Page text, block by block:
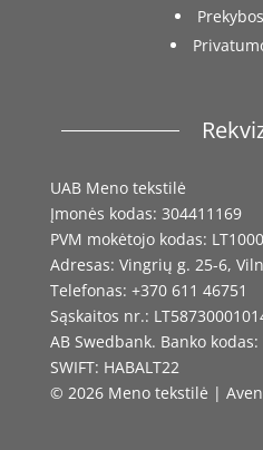
UAB Meno tekstilė
Įmonės kodas: 304411169
PVM mokėtojo kodas:
Adresas: Vingrių g. 25-6,
Telefonas: +370 611 46751
Sąskaitos nr.:
AB Swedbank. Banko kodas:
SWIFT: HABALT22
© 2026 Meno tekstilė |